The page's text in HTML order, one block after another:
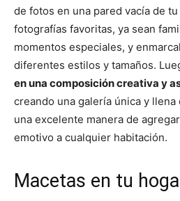
de fotos en una pared vacía de
fotografías favoritas, ya sean
momentos especiales, y
diferentes estilos y tamaños.
en una composición creativa y
creando una galería única y
una excelente manera de
emotivo a cualquier habitación.
Macetas en tu